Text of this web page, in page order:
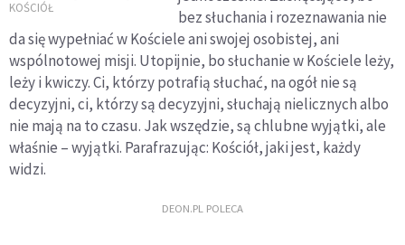
daleko
KOŚCIÓŁ
bez słuchania i rozeznawania nie
da się wypełniać w Kościele ani swojej osobistej, ani
wspólnotowej misji. Utopijnie, bo słuchanie w Kościele leży,
leży i kwiczy. Ci, którzy potrafią słuchać, na ogół nie są
decyzyjni, ci, którzy są decyzyjni, słuchają nielicznych albo
nie mają na to czasu. Jak wszędzie, są chlubne wyjątki, ale
właśnie – wyjątki. Parafrazując: Kościół, jaki jest, każdy
widzi.
DEON.PL POLECA